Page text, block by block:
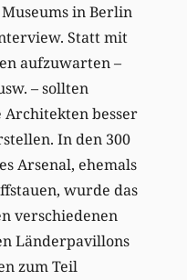
in Berlin
Statt mit
aufzuwarten –
– sollten
besser
In den 300
Arsenal, ehemals
wurde das
verschiedenen
Länderpavillons
zum Teil